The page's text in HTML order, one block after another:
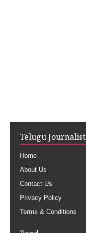
Telugu Journalist
Home
About Us
Contact Us
Privacy Policy
Terms & Conditions